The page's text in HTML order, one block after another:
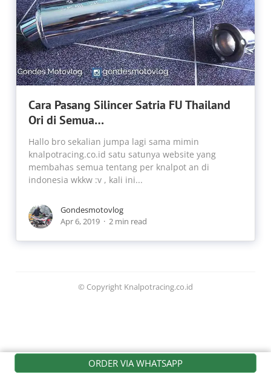
Cara Pasang Silincer Satria FU Thailand
Ori di Semua…
Hallo bro sekalian jumpa lagi sama mimin
knalpotracing.co.id satu satunya website yang
membahas semua tentang per knalpot an di
indonesia wkkw :v , kali ini...
Gondesmotovlog
Apr 6, 2019
2 min read
ORDER VIA WHATSAPP
© Copyright Knalpotracing.co.id